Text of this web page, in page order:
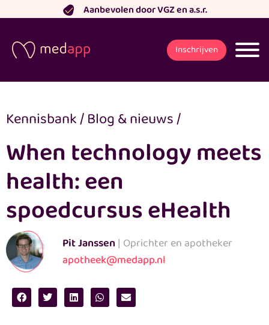
naar
inhoud
Aanbevolen door VGZ en a.s.r.
Inschrijven
Kennisbank/Blog & nieuws/
When technology meets
health: een
spoedcursus eHealth
Pit Janssen | Oprichter en apotheker
apotheek@medapp.nl